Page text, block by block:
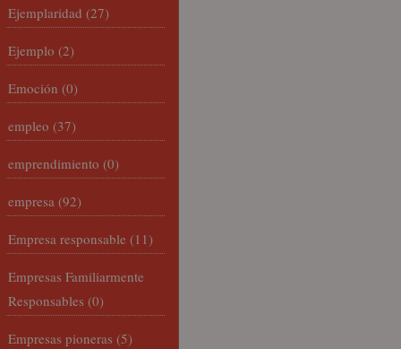
Ejemplaridad (27)
Ejemplo (2)
Emoción (0)
empleo (37)
emprendimiento (0)
empresa (92)
Empresa responsable (11)
Empresas Familiarmente
Responsables (0)
Empresas pioneras (5)